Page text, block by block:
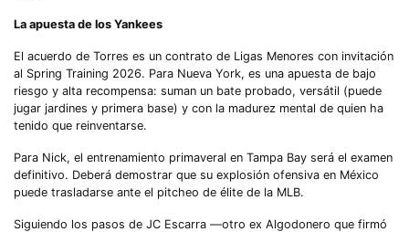
La apuesta de los Yankees
El acuerdo de Torres es un contrato de Ligas Menores con invitación
al Spring Training 2026. Para Nueva York, es una apuesta de bajo
riesgo y alta recompensa: suman un bate probado, versátil (puede
jugar jardines y primera base) y con la madurez mental de quien ha
tenido que reinventarse.
Para Nick, el entrenamiento primaveral en Tampa Bay será el examen
definitivo. Deberá demostrar que su explosión ofensiva en México
puede trasladarse ante el pitcheo de élite de la MLB.
Siguiendo los pasos de JC Escarra —otro ex Algodonero que firmó